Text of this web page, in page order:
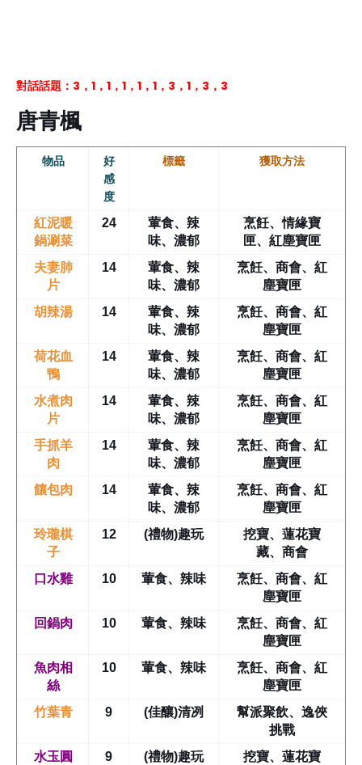
對話話題：3，1，1，1，1，1，3，1，3，3
唐青楓
物品
好
感
度
標籤 獲取方法
紅泥暖
鍋涮菜
24
葷食、辣
味、濃郁
烹飪、情緣寶
匣、紅塵寶匣
夫妻肺
片
14
葷食、辣
味、濃郁
烹飪、商會、紅
塵寶匣
胡辣湯
14
葷食、辣
味、濃郁
烹飪、商會、紅
塵寶匣
荷花血
鴨
14
葷食、辣
味、濃郁
烹飪、商會、紅
塵寶匣
水煮肉
片
14
葷食、辣
味、濃郁
烹飪、商會、紅
塵寶匣
手抓羊
肉
14
葷食、辣
味、濃郁
烹飪、商會、紅
塵寶匣
饟包肉
14
葷食、辣
味、濃郁
烹飪、商會、紅
塵寶匣
玲瓏棋
子
12 (禮物)趣玩
挖寶、蓮花寶
藏、商會
口水雞
10 葷食、辣味
烹飪、商會、紅
塵寶匣
回鍋肉
10 葷食、辣味
烹飪、商會、紅
塵寶匣
魚肉相
絲
10 葷食、辣味
烹飪、商會、紅
塵寶匣
竹葉青
9 (佳釀)清冽
幫派聚飲、逸俠
挑戰
水玉圓
9 (禮物)趣玩
挖寶、蓮花寶